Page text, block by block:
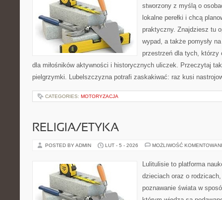
stworzony z myślą o
lokalne perełki i chcą
praktyczny. Znajdziesz tu
wypad, a także pomysły
przestrzeń dla tych, którzy
dla miłośników aktywności i historycznych uliczek. Przeczytaj
pielgrzymki. Lubelszczyzna potrafi zaskakiwać: raz kusi
CATEGORIES: MOTORYZACJA
RELIGIA/ETYKA
POSTED BY ADMIN LUT - 5 - 2026 MOŻLIWOŚĆ
Lulitulisie to platforma
dzieciach oraz o
poznawanie świata w